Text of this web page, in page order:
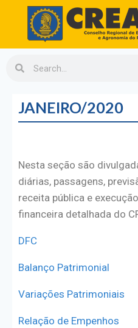
JANEIRO/2020
Nesta seção são
diárias, passagens,
receita pública e
financeira detalhada do
DFC
Balanço Patrimonial
Variações Patrimoniais
Relação de Empenhos